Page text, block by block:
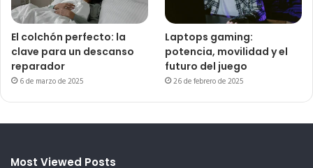
El colchón perfecto: la
clave para un descanso
reparador
6 de marzo de 2025
Laptops gaming:
potencia, movilidad y el
futuro del juego
26 de febrero de 2025
Most Viewed Posts